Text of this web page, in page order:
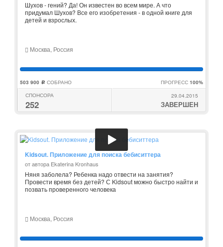
Шухов - гений? Да! Он известен во всем мире. А что
придумал Шухов? Все его изобретения - в одной книге для
детей и взрослых.
Москва, Россия
503 900 c СОБРАНО ПРОГРЕСС 100%
СПОНСОРА
252
29.04.2015
ЗАВЕРШЕН
Kidsout. Приложение для поиска бебиситтера
от автора Ekaterina Kronhaus
Няня заболела? Ребенка надо отвести на занятия?
Провести время без детей? С Kidsout можно быстро найти и
позвать проверенного человека
Москва, Россия